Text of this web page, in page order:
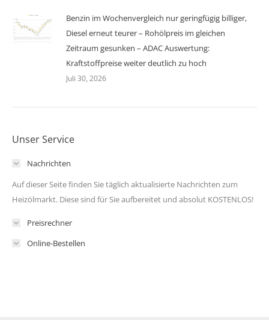
Benzin im Wochenvergleich nur geringfügig billiger,
Diesel erneut teurer – Rohölpreis im gleichen
Zeitraum gesunken – ADAC Auswertung:
Kraftstoffpreise weiter deutlich zu hoch
Juli 30, 2026
Unser Service
Nachrichten
Auf dieser Seite finden Sie täglich aktualisierte Nachrichten zum
Heizölmarkt. Diese sind für Sie aufbereitet und absolut KOSTENLOS!
Preisrechner
Online-Bestellen